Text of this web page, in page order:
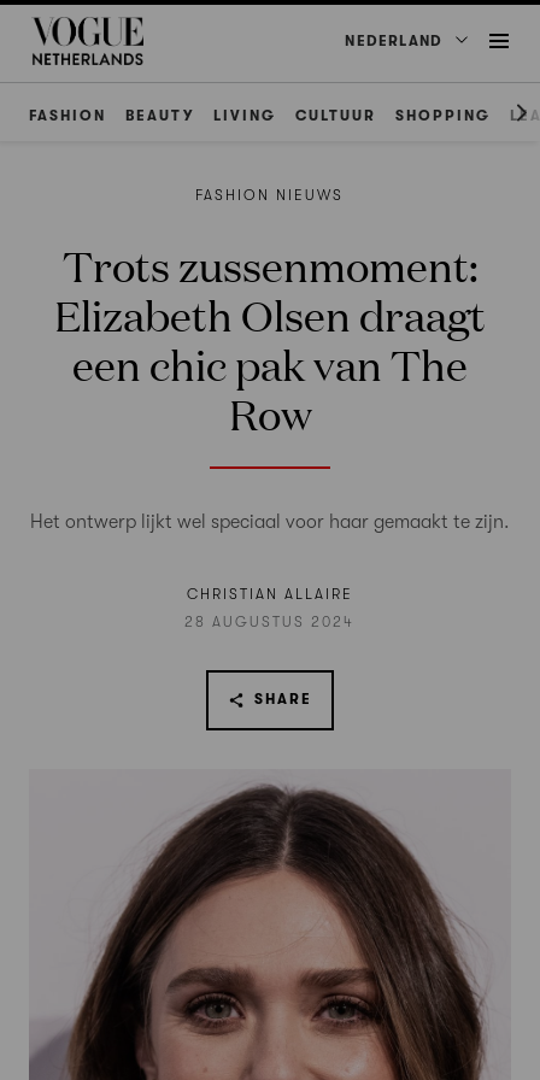
NEDERLAND
FASHION BEAUTY LIVING CULTUUR SHOPPING
FASHION NIEUWS
Trots zussenmoment:
Elizabeth Olsen draagt
een chic pak van The
Row
Het ontwerp lijkt wel speciaal voor haar gemaakt te zijn.
CHRISTIAN ALLAIRE
28 AUGUSTUS 2024
SHARE